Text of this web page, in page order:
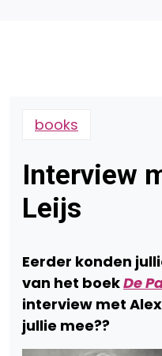
books
Interview
Leijs
Eerder konden
van het boekDe
interview met
jullie mee??